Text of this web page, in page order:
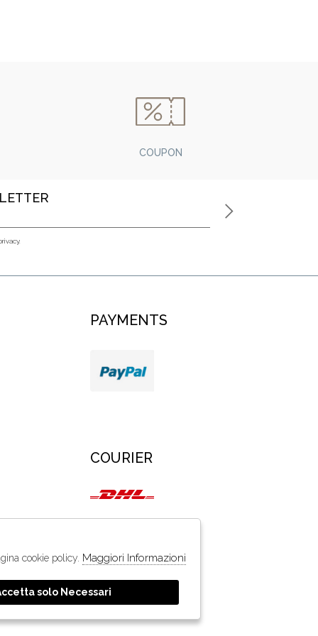
COUPON
PAYMENTS
COURIER
Zucchetti
cookie policy. Maggiori Informazioni
solo Necessari